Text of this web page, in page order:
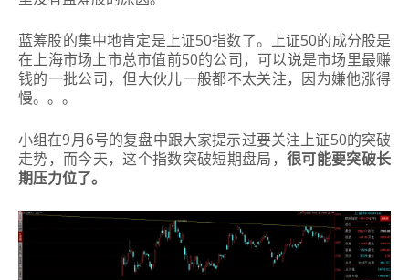
蓝筹股的集中地肯定是上证50指数了。 上证50的成分股是
在上海市场上市总市值前50的公司，可以说是市场里最赚
钱的一批公司，但大伙儿一般都不太关注，因为嫌他涨得
慢。 。 。
小组在9月6号的复盘中跟大家提示过要关注上证50的突破
走势，而今天，这个指数突破短期盘局， 很可能要突破长
期压力位了。